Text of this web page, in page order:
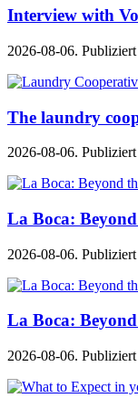
Interview with
2026-08-06.
The laundry
2026-08-06.
La Boca:
2026-08-06.
La Boca:
2026-08-06.